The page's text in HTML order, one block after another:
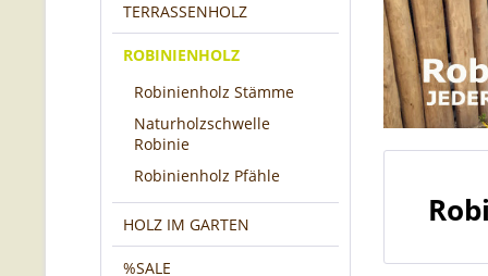
TERRASSENHOLZ
ROBINIENHOLZ
Robinienholz Stämme
Naturholzschwelle
Robinie
Robinienholz Pfähle
HOLZ IM GARTEN
%SALE